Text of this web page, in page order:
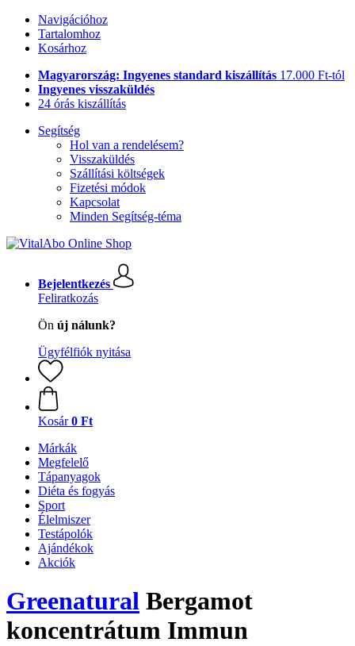
Navigációhoz
Tartalomhoz
Kosárhoz
Magyarország: Ingyenes standard kiszállítás 17.000 Ft-tól
Ingyenes visszaküldés
24 órás kiszállítás
Segítség
Hol van a rendelésem?
Visszaküldés
Szállítási költségek
Fizetési módok
Kapcsolat
Minden Segítség-téma
Bejelentkezés
Feliratkozás
Ön új nálunk?
Ügyfélfiók nyitása
Kosár 0 Ft
Márkák
Megfelelő
Tápanyagok
Diéta és fogyás
Sport
Élelmiszer
Testápolók
Ajándékok
Akciók
Greenatural Bergamot
koncentrátum Immun